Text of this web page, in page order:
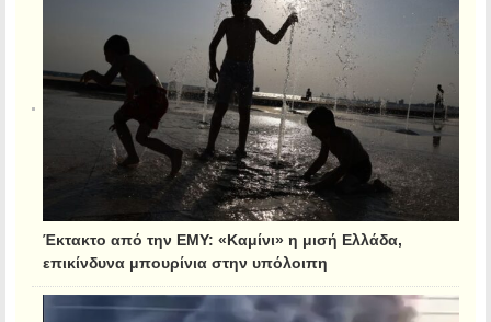
Έκτακτο από την ΕΜΥ: «Καμίνι» η μισή Ελλάδα,
επικίνδυνα μπουρίνια στην υπόλοιπη